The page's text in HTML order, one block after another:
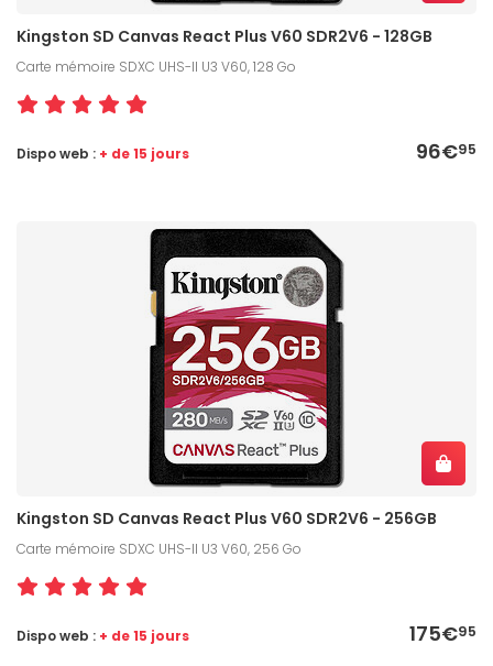
Kingston SD Canvas React Plus V60 SDR2V6 - 128GB
Carte mémoire SDXC UHS-II U3 V60, 128 Go
96€95
Dispo web : + de 15 jours
Kingston SD Canvas React Plus V60 SDR2V6 - 256GB
Carte mémoire SDXC UHS-II U3 V60, 256 Go
175€95
Dispo web : + de 15 jours